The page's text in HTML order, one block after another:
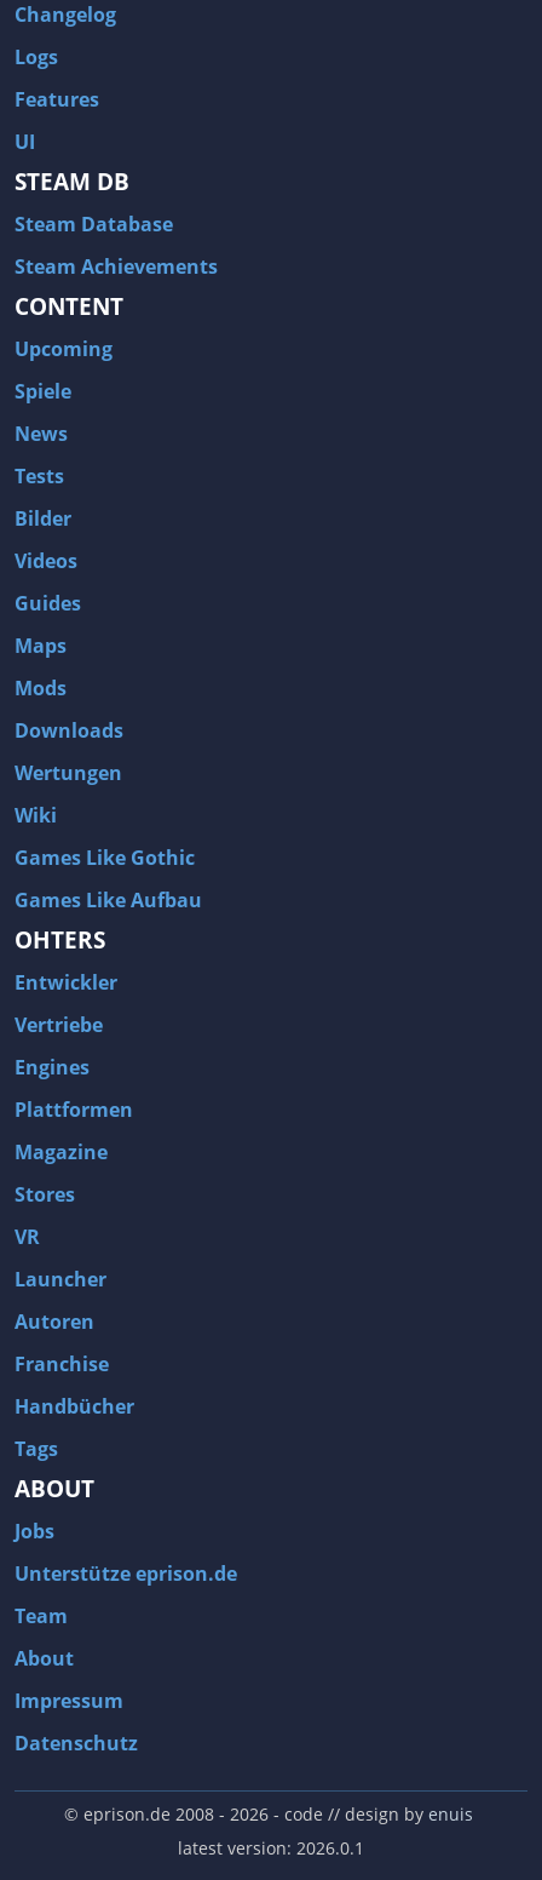
Changelog
Logs
Features
UI
STEAM DB
Steam Database
Steam Achievements
CONTENT
Upcoming
Spiele
News
Tests
Bilder
Videos
Guides
Maps
Mods
Downloads
Wertungen
Wiki
Games Like Gothic
Games Like Aufbau
OHTERS
Entwickler
Vertriebe
Engines
Plattformen
Magazine
Stores
VR
Launcher
Autoren
Franchise
Handbücher
Tags
ABOUT
Jobs
Unterstütze eprison.de
Team
About
Impressum
Datenschutz
© eprison.de 2008 - 2026- code // design by enuis
latest version: 2026.0.1